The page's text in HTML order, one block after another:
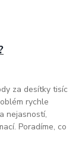
za desítky tisíc
rychle
nejasností,
Poradíme, co